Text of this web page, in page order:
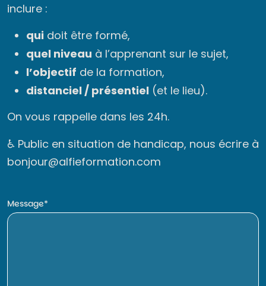
inclure :
qui doit être formé,
quel niveau à l’apprenant sur le sujet,
l’objectif de la formation,
distanciel / présentiel (et le lieu).
On vous rappelle dans les 24h.
♿ Public en situation de handicap, nous écrire à
bonjour@alfieformation.com
Message